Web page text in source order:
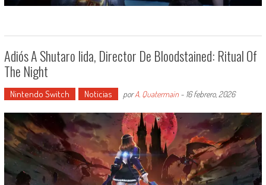
Adiós A Shutaro Iida, Director De Bloodstained: Ritual Of
The Night
Nintendo Switch Noticias porA. Quatermain- 16 febrero, 2026